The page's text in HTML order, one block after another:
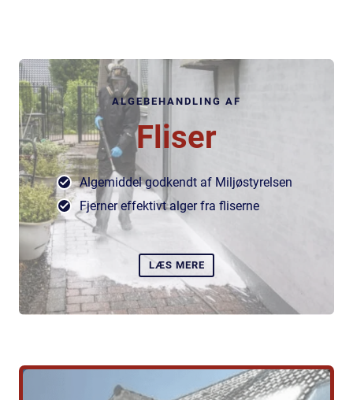
ALGEBEHANDLING AF
Fliser
Algemiddel godkendt af Miljøstyrelsen
Fjerner effektivt alger fra fliserne
LÆS MERE